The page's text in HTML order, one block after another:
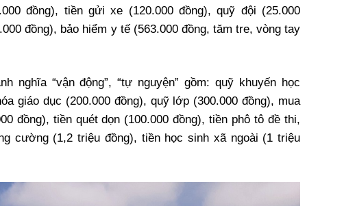
đồng), tiền gửi xe (120.000 đồng), quỹ đội (25.000
đồng), bảo hiểm y tế (563.000 đồng, tăm tre, vòng tay
nghĩa “vận động”, “tự nguyện” gồm: quỹ khuyến học
giáo dục (200.000 đồng), quỹ lớp (300.000 đồng), mua
đồng), tiền quét dọn (100.000 đồng), tiền phô tô đề thi,
cường (1,2 triệu đồng), tiền học sinh xã ngoài (1 triệu